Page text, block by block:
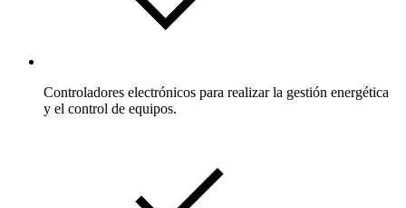
Controladores electrónicos para realizar la gestión energética
y el control de equipos.